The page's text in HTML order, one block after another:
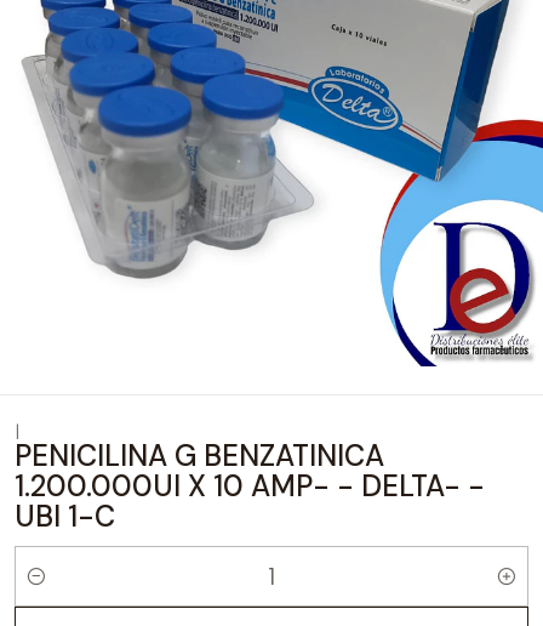
PENICILINA G BENZATINICA
1.200.000UI X 10 AMP- - DELTA- -
UBI 1-C
Cantidad